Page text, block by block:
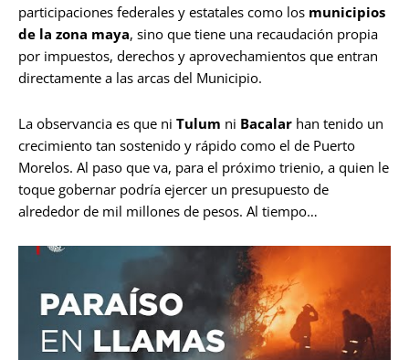
participaciones federales y estatales como los municipios
de la zona maya, sino que tiene una recaudación propia
por impuestos, derechos y aprovechamientos que entran
directamente a las arcas del Municipio.
La observancia es que ni Tulum ni Bacalar han tenido un
crecimiento tan sostenido y rápido como el de Puerto
Morelos. Al paso que va, para el próximo trienio, a quien le
toque gobernar podría ejercer un presupuesto de
alrededor de mil millones de pesos. Al tiempo…